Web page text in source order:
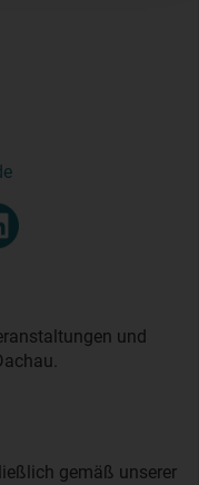
und
gemäß unserer